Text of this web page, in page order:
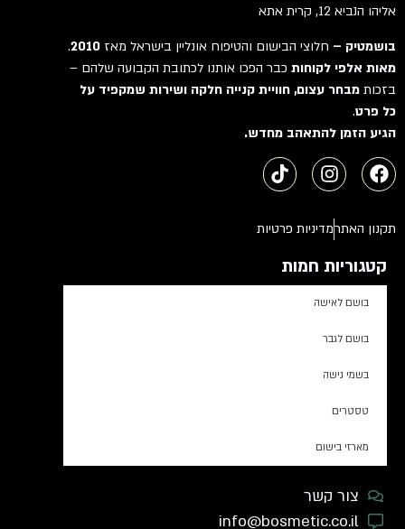
אליהו הנביא 12, קרית אתא
בושמטיק –חלוצי הבישום והטיפוח אונליין בישראל מאז2010
.
מאות אלפי לקוחותכבר הפכו אותנו לכתובת הקבועה שלהם –
בזכותמבחר עצום, חוויית קנייה חלקה ושירות שמקפיד על
כל פרט.
הגיע הזמן להתאהב מחדש.
תקנון האתרמדיניות פרטיות
קטגוריות חמות
בושם לאישה
בושם לגבר
בשמי נישה
טסטרים
מארזי בישום
צור קשר
info@bosmetic.co.il